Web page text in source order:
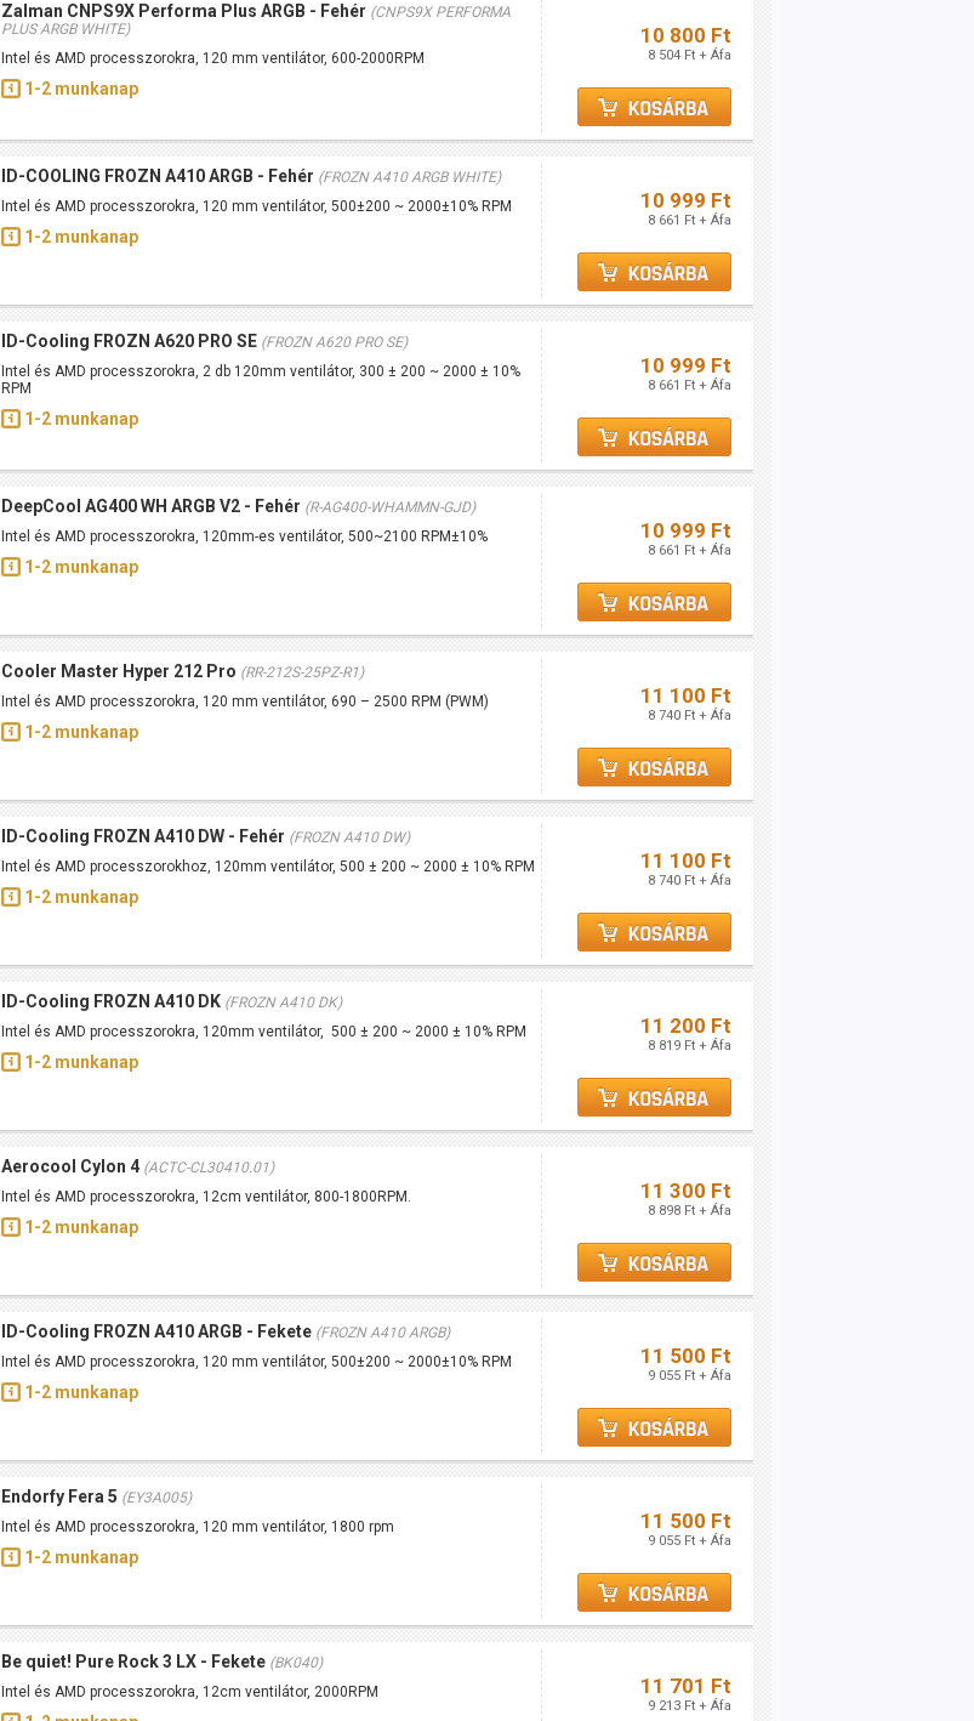
Zalman CNPS9X Performa Plus ARGB - Fehér (CNPS9X PERFORMA
PLUS ARGB WHITE)
Intel és AMD processzorokra, 120 mm ventilátor, 600-2000RPM
1-2 munkanap
10 800 Ft
8 504 Ft + Áfa
ID-COOLING FROZN A410 ARGB - Fehér (FROZN A410 ARGB WHITE)
Intel és AMD processzorokra, 120 mm ventilátor, 500±200 ~ 2000±10% RPM
1-2 munkanap
10 999 Ft
8 661 Ft + Áfa
ID-Cooling FROZN A620 PRO SE (FROZN A620 PRO SE)
Intel és AMD processzorokra, 2 db 120mm ventilátor, 300 ± 200 ~ 2000 ± 10%
RPM
1-2 munkanap
10 999 Ft
8 661 Ft + Áfa
DeepCool AG400 WH ARGB V2 - Fehér (R-AG400-WHAMMN-GJD)
Intel és AMD processzorokra, 120mm-es ventilátor, 500~2100 RPM±10%
1-2 munkanap
10 999 Ft
8 661 Ft + Áfa
Cooler Master Hyper 212 Pro (RR-212S-25PZ-R1)
Intel és AMD processzorokra, 120 mm ventilátor, 690 – 2500 RPM (PWM)
1-2 munkanap
11 100 Ft
8 740 Ft + Áfa
ID-Cooling FROZN A410 DW - Fehér (FROZN A410 DW)
Intel és AMD processzorokhoz, 120mm ventilátor, 500 ± 200 ~ 2000 ± 10% RPM
1-2 munkanap
11 100 Ft
8 740 Ft + Áfa
ID-Cooling FROZN A410 DK (FROZN A410 DK)
Intel és AMD processzorokra, 120mm ventilátor, 500 ± 200 ~ 2000 ± 10% RPM
1-2 munkanap
11 200 Ft
8 819 Ft + Áfa
Aerocool Cylon 4 (ACTC-CL30410.01)
Intel és AMD processzorokra, 12cm ventilátor, 800-1800RPM.
1-2 munkanap
11 300 Ft
8 898 Ft + Áfa
ID-Cooling FROZN A410 ARGB - Fekete (FROZN A410 ARGB)
Intel és AMD processzorokra, 120 mm ventilátor, 500±200 ~ 2000±10% RPM
1-2 munkanap
11 500 Ft
9 055 Ft + Áfa
Endorfy Fera 5 (EY3A005)
Intel és AMD processzorokra, 120 mm ventilátor, 1800 rpm
1-2 munkanap
11 500 Ft
9 055 Ft + Áfa
Be quiet! Pure Rock 3 LX - Fekete (BK040)
Intel és AMD processzorokra, 12cm ventilátor, 2000RPM
11 701 Ft
9 213 Ft + Áfa